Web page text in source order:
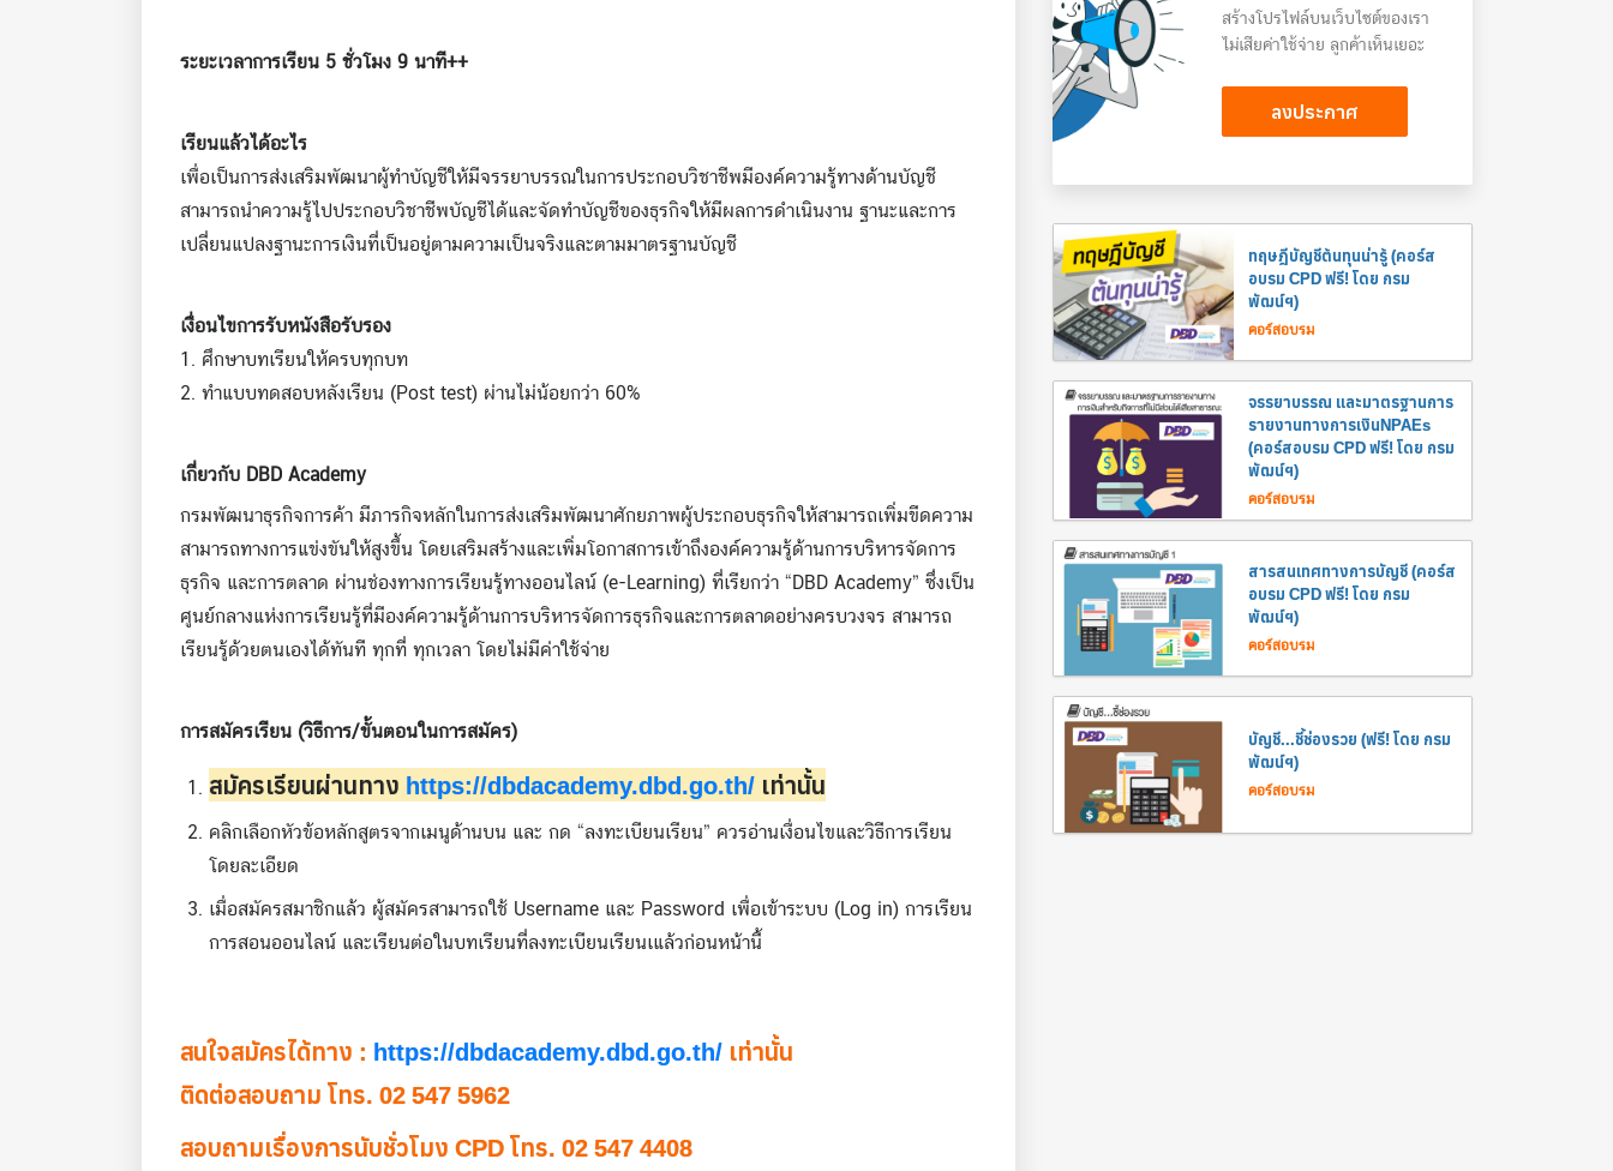
ระยะเวลาการเรียน 5 ชั่วโมง 9 นาที++
เรียนแล้วได้อะไร
เพื่อเป็นการส่งเสริมพัฒนาผู้ทำบัญชีให้มีจรรยาบรรณในการประกอบวิชาชีพมีองค์ความรู้ทางด้านบัญชี
สามารถนำความรู้ไปประกอบวิชาชีพบัญชีได้และจัดทำบัญชีของธุรกิจให้มีผลการดำเนินงาน ฐานะและการ
เปลี่ยนแปลงฐานะการเงินที่เป็นอยู่ตามความเป็นจริงและตามมาตรฐานบัญชี
เงื่อนไขการรับหนังสือรับรอง
1. ศึกษาบทเรียนให้ครบทุกบท
2. ทำแบบทดสอบหลังเรียน (Post test) ผ่านไม่น้อยกว่า 60%
เกี่ยวกับ DBD Academy
กรมพัฒนาธุรกิจการค้า มีภารกิจหลักในการส่งเสริมพัฒนาศักยภาพผู้ประกอบธุรกิจให้สามารถเพิ่มขีดความ
สามารถทางการแข่งขันให้สูงขึ้น โดยเสริมสร้างและเพิ่มโอกาสการเข้าถึงองค์ความรู้ด้านการบริหารจัดการ
ธุรกิจ และการตลาด ผ่านช่องทางการเรียนรู้ทางออนไลน์ (e-Learning) ที่เรียกว่า “DBD Academy” ซึ่งเป็น
ศูนย์กลางแห่งการเรียนรู้ที่มีองค์ความรู้ด้านการบริหารจัดการธุรกิจและการตลาดอย่างครบวงจร สามารถ
เรียนรู้ด้วยตนเองได้ทันที ทุกที่ ทุกเวลา โดยไม่มีค่าใช้จ่าย
การสมัครเรียน (วิธีการ/ขั้นตอนในการสมัคร)
สมัครเรียนผ่านทาง https://dbdacademy.dbd.go.th/ เท่านั้น
คลิกเลือกหัวข้อหลักสูตรจากเมนูด้านบน และ กด “ลงทะเบียนเรียน” ควรอ่านเงื่อนไขและวิธีการเรียน
โดยละเอียด
เมื่อสมัครสมาชิกแล้ว ผู้สมัครสามารถใช้ Username และ Password เพื่อเข้าระบบ (Log in) การเรียน
การสอนออนไลน์ และเรียนต่อในบทเรียนที่ลงทะเบียนเรียนเแล้วก่อนหน้านี้
สนใจสมัครได้ทาง : https://dbdacademy.dbd.go.th/ เท่านั้น
ติดต่อสอบถาม โทร. 02 547 5962
สอบถามเรื่องการนับชั่วโมง CPD โทร. 02 547 4408
สร้างโปรไฟล์บนเว็บไซต์ของเรา
ไม่เสียค่าใช้จ่าย ลูกค้าเห็นเยอะ
ลงประกาศ
ทฤษฎีบัญชีต้นทุนน่ารู้ (คอร์ส
อบรม CPD ฟรี! โดย กรม
พัฒน์ฯ)
คอร์สอบรม
จรรยาบรรณ และมาตรฐานการ
รายงานทางการเงินNPAEs
(คอร์สอบรม CPD ฟรี! โดย กรม
พัฒน์ฯ)
คอร์สอบรม
สารสนเทศทางการบัญชี (คอร์ส
อบรม CPD ฟรี! โดย กรม
พัฒน์ฯ)
คอร์สอบรม
บัญชี...ชี้ช่องรวย (ฟรี! โดย กรม
พัฒน์ฯ)
คอร์สอบรม